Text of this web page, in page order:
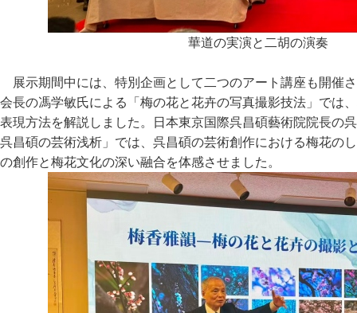
華道の実演と二胡の演奏
展示期間中には、特別企画として二つのアート講座も開催
会長の馮学敏氏による「梅の花と花卉の写真撮影技法」では
表現方法を解説しました。日本東京国際呉昌碩藝術院院長の
呉昌碩の芸術浅析」では、呉昌碩の芸術創作における梅花の
の創作と梅花文化の深い融合を体感させました。